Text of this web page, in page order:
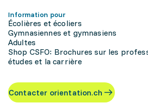
Information pour
Écolières et écoliers
Gymnasiennes et gymnasiens
Adultes
Shop CSFO: Brochures sur les
études et la carrière
Contacter orientation.ch